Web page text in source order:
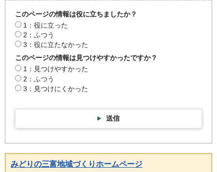
このページの情報は役に立ちましたか？
1：役に立った
2：ふつう
3：役に立たなかった
このページの情報は見つけやすかったですか？
1：見つけやすかった
2：ふつう
3：見つけにくかった
送信
みどりの三富地域づくりホームページ